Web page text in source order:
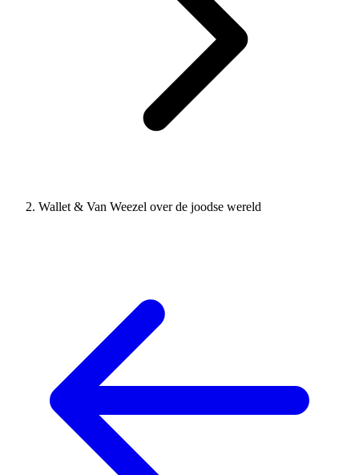
Wallet & Van Weezel over de joodse wereld